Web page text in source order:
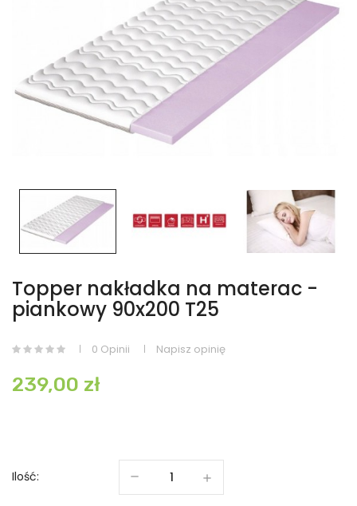
Topper nakładka na materac -
piankowy 90x200 T25
0 Opinii Napisz opinię
239,00 zł
Ilość: